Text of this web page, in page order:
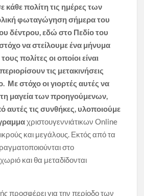
κάθε πολίτη τις ημέρες των
φωταγώγηση σήμερα του
δέντρου, εδώ στο Πεδίο του
να στείλουμε ένα μήνυμα
πολίτες οι οποίοι είναι
τις μετακινήσεις
Με στόχο οι γιορτές αυτές να
μαγεία των προηγούμενων,
αυτές τις συνθήκες, υλοποιούμε
χριστουγεννιάτικων Online
και μεγάλους. Εκτός από τα
στο
και θα μεταδίδονται
προσφέρει για την περίοδο των